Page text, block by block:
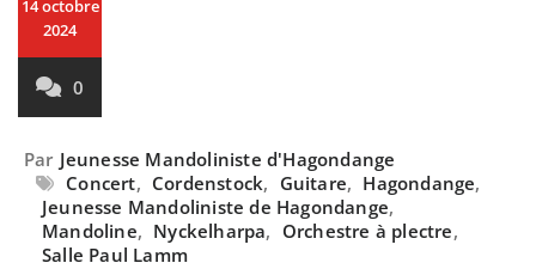
14 octobre
2024
0
Par Jeunesse Mandoliniste d'Hagondange
Concert, Cordenstock, Guitare, Hagondange,
Jeunesse Mandoliniste de Hagondange,
Mandoline, Nyckelharpa, Orchestre à plectre,
Salle Paul Lamm